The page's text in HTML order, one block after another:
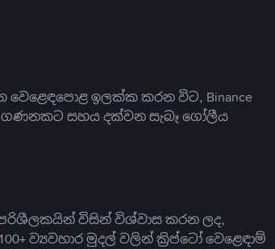
වෙළෙඳපොළ ඉලක්ක කරන විට, Binance
ගණනකට සහය දක්වන සැබෑ ගෝලීය
විසින් විශ්වාස කරන ලද,
100+ ව්‍යවහාර මුදල් වලින් ක්‍රිප්ටෝ වෙළෙඳාම්